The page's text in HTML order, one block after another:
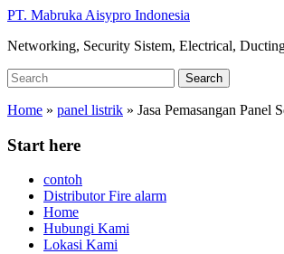
Skip
main
PT. Mabruka Aisypro Indonesia
Networking, Security Sistem, Electrical,
Search
for:
Search
Home » panel listrik » Jasa Pemasangan Panel
Start here
contoh
Distributor Fire alarm
Home
Hubungi Kami
Lokasi Kami